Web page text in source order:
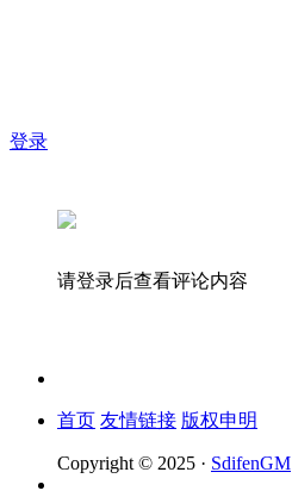
登录
请登录后查看评论内容
首页 友情链接 版权申明
Copyright © 2025 · SdifenGM